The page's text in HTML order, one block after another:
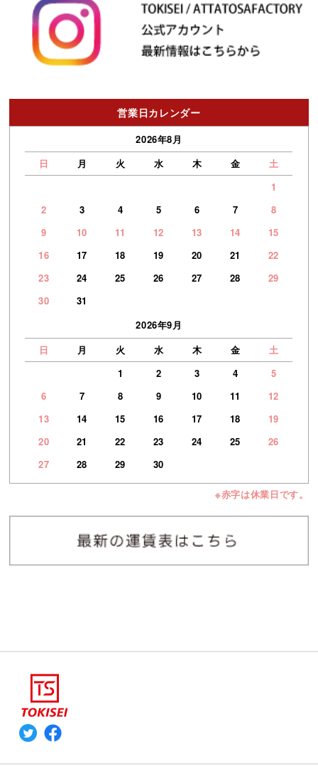
営業日カレンダー
2026年8月
日
月 火 水 木 金
土
1
2
3 4 5 6 7
8
9
10 11 12 13 14
15
16
17 18 19 20 21
22
23
24 25 26 27 28
29
30
31
2026年9月
日
月 火 水 木 金
土
1
2 3 4
5
6
7 8 9 10 11
12
13
14 15 16 17 18
19
20
21 22 23 24 25
26
27
28 29 30
※赤字は休業日です。